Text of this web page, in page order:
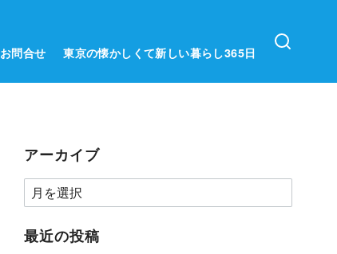
お問合せ 東京の懐かしくて新しい暮らし365日
アーカイブ
ア
ー
カ
最近の投稿